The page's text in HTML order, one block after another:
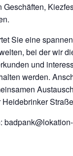
Geschäften,
Sie eine
bei der wir
und
werden.